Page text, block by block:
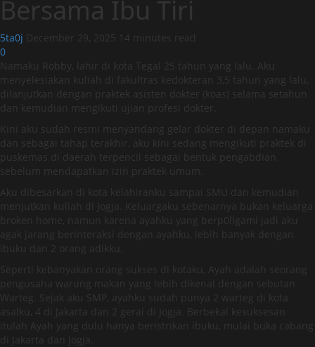
Bersama Ibu Tiri
5ta0j December 29, 2025
14 minutes read
0
Namaku Robby, lahir di kota Tegal 25 tahun yang lalu. Aku
menyelesiakan kuliah di fakultras kedokteran 3,5 tahun yang lalu,
dilanjutkan dengan praktek asisten dokter (koas) selama setahun
dan kemudian mengikuti ujian profesi dokter.
Kini aku sudah resmi menyandang gelar dokter di depan namaku
dan sebagai tahap terakhir, aku kini sedang mengikuti praktek di
puskemas di daerah terpencil sebagai bentuk pengabdian
sebelum mendapatkan izin praktek umum.
Aku dibesarkan di kota kelahiranku sampai SMU dan kemudian
menjutkan kuliah di Jogja. Keluargaku sebenarnya bukan keluarga
broken home, namun karena ayahku yang berp0ligami jadi aku
agak jarang berinteraksi dengan ayahku, lebih banyak dengan
ibuku dan 2 orang adikku.
Seperti kebanyakan orang sukses di kotaku, Ayah adalah seorang
pengusaha warung makan yang lebih dikenal dengan sebutan
Warteg. Sejak aku SMP, ayahku sudah punya 2 warteg di kota
asalku, 4 di Jakarta dan 2 gerai di Jogja. Berbekal kesuksesan
itulah Ayah yang dulu hanya beristrikan ibuku, mulai buka cabang
di Jakarta dan Jogja.